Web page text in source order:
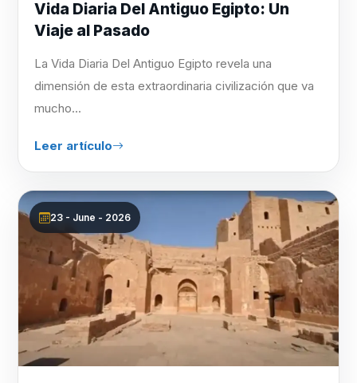
Vida Diaria Del Antiguo Egipto: Un
Viaje al Pasado
La Vida Diaria Del Antiguo Egipto revela una
dimensión de esta extraordinaria civilización que va
mucho...
Leer artículo
23 - June - 2026